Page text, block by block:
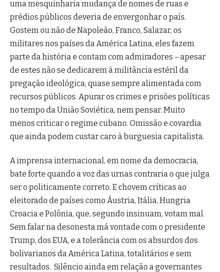
uma mesquinharia mudança de nomes de ruas e
prédios públicos deveria de envergonhar o país.
Gostem ou não de Napoleão, Franco, Salazar, os
militares nos países da América Latina, eles fazem
parte da história e contam com admiradores – apesar
de estes não se dedicarem à militância estéril da
pregação ideológica, quase sempre alimentada com
recursos públicos. Apurar os crimes e prisões políticas
no tempo da União Soviética, nem pensar. Muito
menos criticar o regime cubano. Omissão e covardia
que ainda podem custar caro à burguesia capitalista.
A imprensa internacional, em nome da democracia,
bate forte quando a voz das urnas contraria o que julga
ser o politicamente correto. E chovem críticas ao
eleitorado de países como Áustria, Itália, Hungria
Croacia e Polônia, que, segundo insinuam, votam mal.
Sem falar na desonesta má vontade com o presidente
Trump, dos EUA, e a tolerância com os absurdos dos
bolivarianos da América Latina, totalitários e sem
resultados. Silêncio ainda em relação a governantes